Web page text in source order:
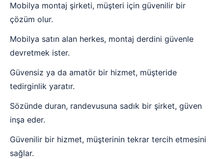
Mobilya montaj şirketi, müşteri için güvenilir bir
çözüm olur.
Mobilya satın alan herkes, montaj derdini güvenle
devretmek ister.
Güvensiz ya da amatör bir hizmet, müşteride
tedirginlik yaratır.
Sözünde duran, randevusuna sadık bir şirket, güven
inşa eder.
Güvenilir bir hizmet, müşterinin tekrar tercih etmesini
sağlar.